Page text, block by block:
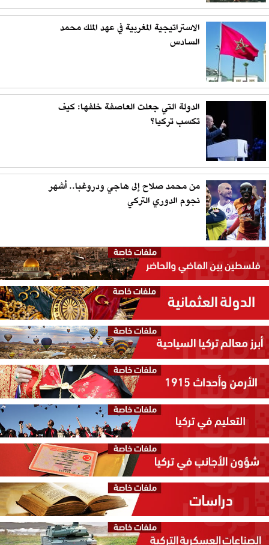
الاستراتيجية المغربية في عهد الملك محمد
السادس
الدولة التي جعلت العاصفة خلفها: كيف
تكسب تركيا؟
من محمد صلاح إلى هاجي ودروغبا.. أشهر
نجوم الدوري التركي